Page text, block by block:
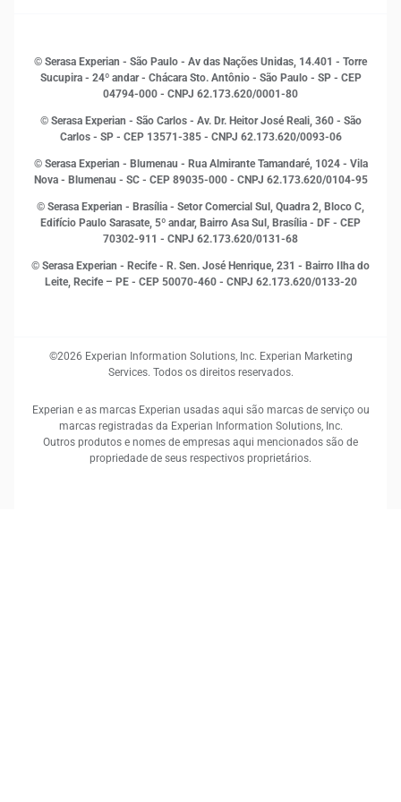
Inovação e Tecnologia
Leis e impostos
Marketing
Open Finance
Proteção de Dados
Sustentabilidade Corporativa
© Serasa Experian - São Paulo - Av das Nações Unidas, 14.401 - Torre
Sucupira - 24º andar - Chácara Sto. Antônio - São Paulo - SP - CEP
04794-000 - CNPJ 62.173.620/0001-80
© Serasa Experian - São Carlos - Av. Dr. Heitor José Reali, 360 - São
Carlos - SP - CEP 13571-385 - CNPJ 62.173.620/0093-06
© Serasa Experian - Blumenau - Rua Almirante Tamandaré, 1024 - Vila
Nova - Blumenau - SC - CEP 89035-000 - CNPJ 62.173.620/0104-95
© Serasa Experian - Brasília - Setor Comercial Sul, Quadra 2, Bloco C,
Edifício Paulo Sarasate, 5º andar, Bairro Asa Sul, Brasília - DF - CEP
70302-911 - CNPJ 62.173.620/0131-68
© Serasa Experian - Recife - R. Sen. José Henrique, 231 - Bairro Ilha do
Leite, Recife – PE - CEP 50070-460 - CNPJ 62.173.620/0133-20
©2026 Experian Information Solutions, Inc. Experian Marketing
Services. Todos os direitos reservados.
Experian e as marcas Experian usadas aqui são marcas de serviço ou
marcas registradas da Experian Information Solutions, Inc.
Outros produtos e nomes de empresas aqui mencionados são de
propriedade de seus respectivos proprietários.